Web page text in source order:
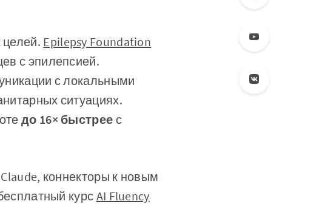
Epilepsy Foundation
с эпилепсией.
с локальными
ситуациях.
до 16× быстрее с
коннекторы к новым
курс AI Fluency